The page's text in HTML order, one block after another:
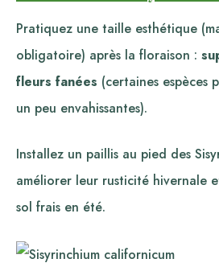
Pratiquez une taille esthétique
obligatoire) après la floraison :
fleurs fanées (certaines espèces
un peu envahissantes).
Installez un paillis au pied des
améliorer leur rusticité hivernale
sol frais en été.